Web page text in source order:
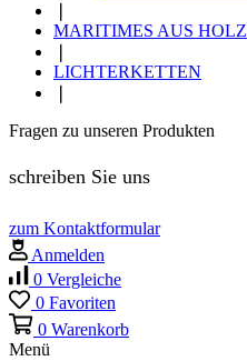
MARITIMES AUS HOLZ
LICHTERKETTEN
Fragen zu unseren Produkten
schreiben Sie uns
zum Kontaktformular
Anmelden
0 Vergleiche
0 Favoriten
0 Warenkorb
Menü